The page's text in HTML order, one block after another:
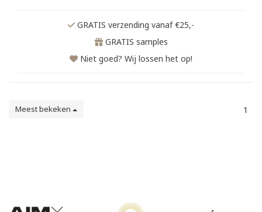
GRATIS verzending vanaf €25,-
GRATIS samples
Niet goed? Wij lossen het op!
Meest bekeken 1